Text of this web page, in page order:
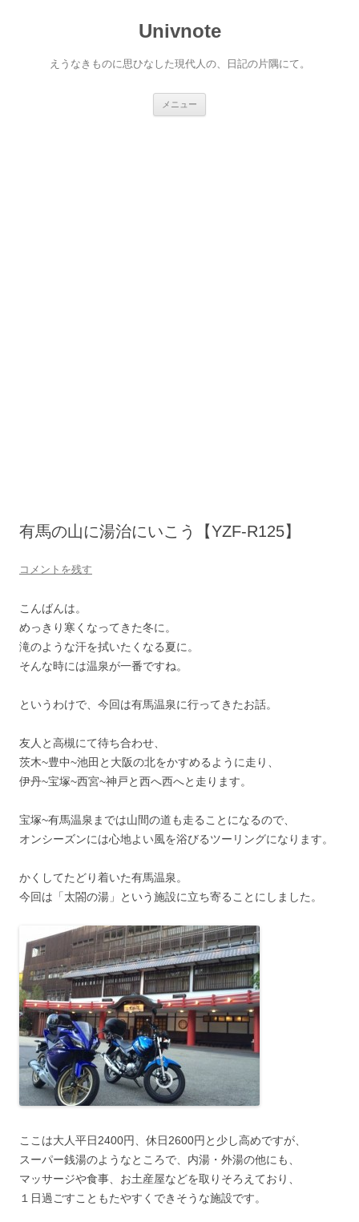
Univnote
えうなきものに思ひなした現代人の、日記の片隅にて。
メニュー
有馬の山に湯治にいこう【YZF-R125】
コメントを残す
こんばんは。
めっきり寒くなってきた冬に。
滝のような汗を拭いたくなる夏に。
そんな時には温泉が一番ですね。
というわけで、今回は有馬温泉に行ってきたお話。
友人と高槻にて待ち合わせ、
茨木~豊中~池田と大阪の北をかすめるように走り、
伊丹~宝塚~西宮~神戸と西へ西へと走ります。
宝塚~有馬温泉までは山間の道も走ることになるので、
オンシーズンには心地よい風を浴びるツーリングになります。
かくしてたどり着いた有馬温泉。
今回は「太閤の湯」という施設に立ち寄ることにしました。
ここは大人平日2400円、休日2600円と少し高めですが、
スーパー銭湯のようなところで、内湯・外湯の他にも、
マッサージや食事、お土産屋などを取りそろえており、
１日過ごすこともたやすくできそうな施設です。